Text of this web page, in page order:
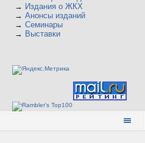
→ Издания о ЖКХ
→ Анонсы изданий
→ Семинары
→ Выставки